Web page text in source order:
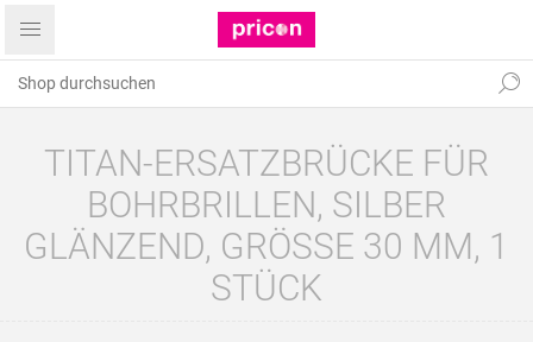
TITAN-ERSATZBRÜCKE FÜR
BOHRBRILLEN, SILBER
GLÄNZEND, GRÖSSE 30 MM, 1 S
TÜCK